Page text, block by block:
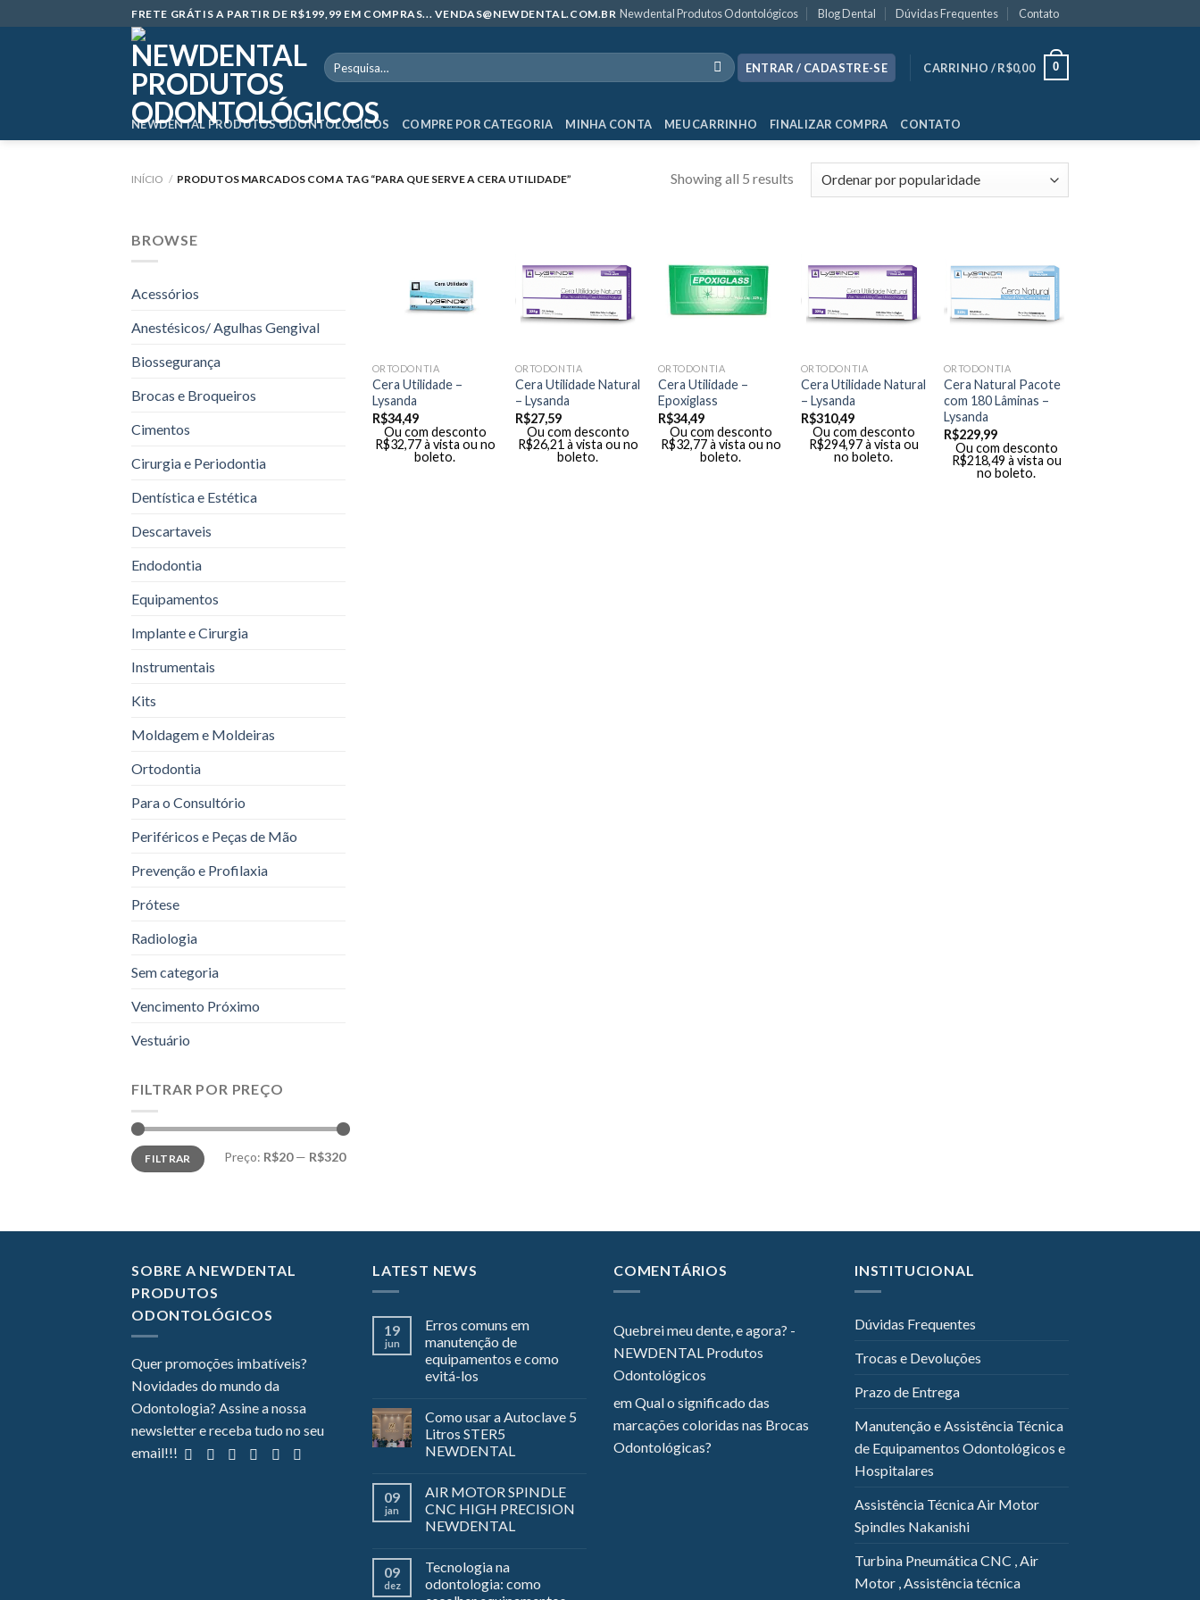
to
FRETE GRÁTIS A PARTIR DE R$199,99 EM COMPRAS... VENDAS@NEWDENTAL.COM.BR Newdental Produtos Odontológicos Blog Dental Dúvidas Frequentes Contato
Pesquisar
por:
ENTRAR / CADASTRE-SE CARRINHO /R$0,00 0
NEWDENTAL PRODUTOS ODONTOLÓGICOS COMPRE POR CATEGORIA MINHA CONTA MEU CARRINHO FINALIZAR COMPRA CONTATO
INÍCIO / PRODUTOS MARCADOS COM A TAG “PARA QUE SERVE A CERA UTILIDADE” Showing all 5 results
BROWSE
Acessórios
Anestésicos/ Agulhas Gengival
Biossegurança
Brocas e Broqueiros
Cimentos
Cirurgia e Periodontia
Dentística e Estética
Descartaveis
Endodontia
Equipamentos
Implante e Cirurgia
Instrumentais
Kits
Moldagem e Moldeiras
Ortodontia
Para o Consultório
Periféricos e Peças de Mão
Prevenção e Profilaxia
Prótese
Radiologia
Sem categoria
Vencimento Próximo
Vestuário
FILTRAR POR PREÇO
Preço
mínimo
Preço
máximo
FILTRAR Preço: R$20— R$320
ORTODONTIA
Cera Utilidade –
Lysanda
R$34,49
Ou com desconto
R$32,77 à vista ou no
boleto.
ORTODONTIA
Cera Utilidade Natural
– Lysanda
R$27,59
Ou com desconto
R$26,21 à vista ou no
boleto.
ORTODONTIA
Cera Utilidade –
Epoxiglass
R$34,49
Ou com desconto
R$32,77 à vista ou no
boleto.
ORTODONTIA
Cera Utilidade Natural
– Lysanda
R$310,49
Ou com desconto
R$294,97 à vista ou
no boleto.
ORTODONTIA
Cera Natural Pacote
com 180 Lâminas –
Lysanda
R$229,99
Ou com desconto
R$218,49 à vista ou
no boleto.
SOBRE A NEWDENTAL
PRODUTOS
ODONTOLÓGICOS
Quer promoções imbatíveis?
Novidades do mundo da
Odontologia? Assine a nossa
newsletter e receba tudo no seu
email!!!
LATEST NEWS
19
jun
Erros comuns em
manutenção de
equipamentos e como
evitá-los
Como usar a Autoclave 5
Litros STER5
NEWDENTAL
09
jan
AIR MOTOR SPINDLE
CNC HIGH PRECISION
NEWDENTAL
09
dez
Tecnologia na
odontologia: como
COMENTÁRIOS
Quebrei meu dente, e agora? -
NEWDENTAL Produtos
Odontológicos
emQual o significado das
marcações coloridas nas Brocas
Odontológicas?
INSTITUCIONAL
Dúvidas Frequentes
Trocas e Devoluções
Prazo de Entrega
Manutenção e Assistência Técnica
de Equipamentos Odontológicos e
Hospitalares
Assistência Técnica Air Motor
Spindles Nakanishi
Turbina Pneumática CNC , Air
Motor , Assistência técnica